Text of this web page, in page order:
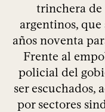
trinchera de
argentinos, que
años noventa
Frente al
policial del
ser escuchados,
por sectores